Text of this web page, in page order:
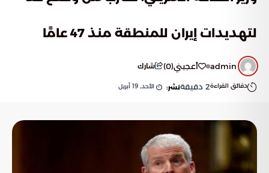
لتهديدات إيران للمنطقة منذ 47 عامًا
admin أعجبني(
0
) شارك
دقائق القراءة2 دقيقةنشر: الأحد, 19 أبريل